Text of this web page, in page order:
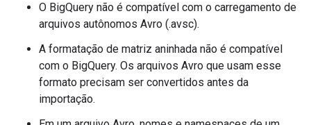
O BigQuery não é compatível com o carregamento de
arquivos autônomos Avro (.avsc).
A formatação de matriz aninhada não é compatível
com o BigQuery. Os arquivos Avro que usam esse
formato precisam ser convertidos antes da
importação.